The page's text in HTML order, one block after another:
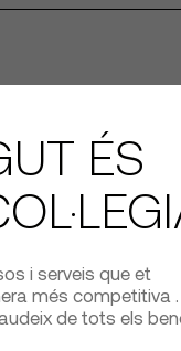
ÉS
i serveis que et
més competitiva .
de tots els